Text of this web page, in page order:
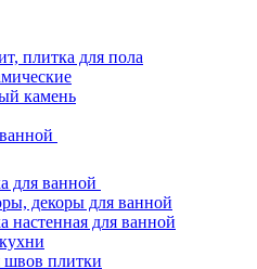
плитка для пола
камень
для ванной
декоры для ванной
настенная для ванной
швов плитки